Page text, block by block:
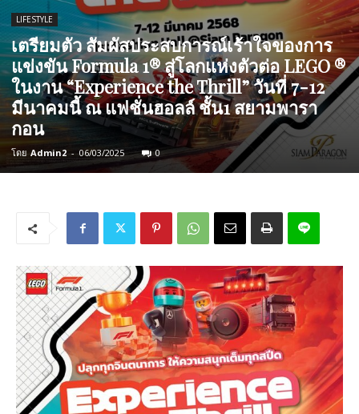
LIFESTYLE
เตรียมตัว สัมผัสประสบการณ์เร้าใจของการ
แข่งขัน Formula 1® สู่โลกแห่งตัวต่อ LEGO ®
ในงาน “Experience the Thrill” วันที่ 7-12
มีนาคมนี้ ณ แฟชั่นฮอลล์ ชั้น1 สยามพารา
กอน
โดย Admin2 - 06/03/2025 0